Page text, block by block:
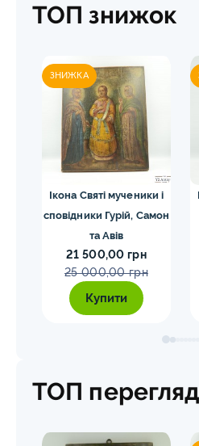
ТОП знижок
ЗНИЖКА
Ікона Святі мученики і
сповідники Гурій, Самон
та Авів
21 500,00 грн
25 000,00 грн
Купити
ТОП